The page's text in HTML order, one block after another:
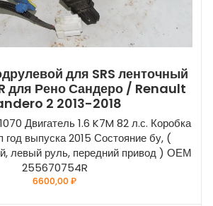
для SRS ленточный
для Рено Сандеро / Renault
2 2013-2018
Двигатель 1.6 K7M 82 л.с. Коробка
выпуска 2015 Состояние бу, (
левый руль, передний привод ) ОЕМ
255670754R
6600,00₽